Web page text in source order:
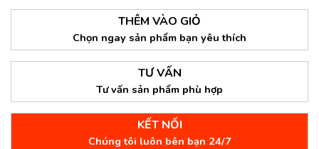
THÊM VÀO GIỎ
Chọn ngay sản phẩm bạn yêu thích
TƯ VẤN
Tư vấn sản phẩm phù hợp
KẾT NỐI
Chúng tôi luôn bên bạn 24/7